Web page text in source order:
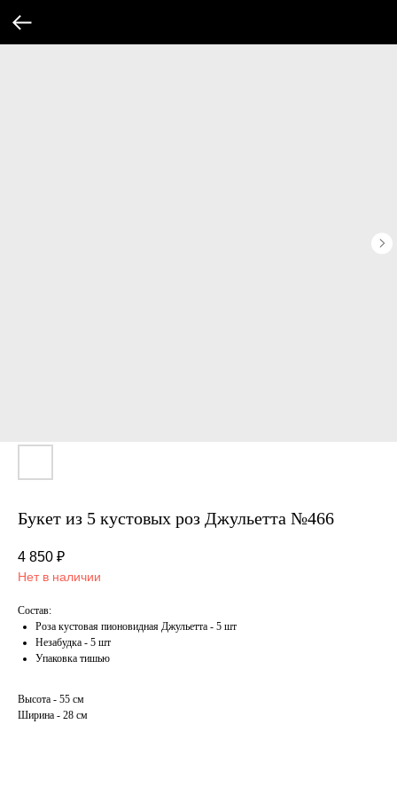
Букет из 5 кустовых роз Джульетта №466
4 850 ₽
Нет в наличии
Состав:
Роза кустовая пионовидная Джульетта - 5 шт
Незабудка - 5 шт
Упаковка тишью
Высота - 55 см
Ширина - 28 см